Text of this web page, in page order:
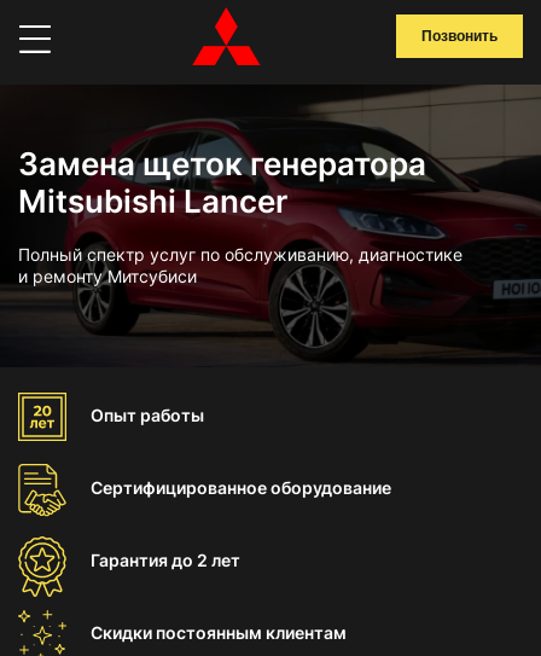
Позвонить
Замена щеток генератора
Mitsubishi Lancer
Полный спектр услуг по обслуживанию, диагностике
и ремонту Митсубиси
Опыт работы
Сертифицированноеоборудование
Гарантиядо 2 лет
Скидки постоянным клиентам